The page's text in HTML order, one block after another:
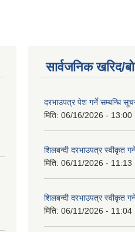
सार्वजनिक खरिद/
दरभाउपत्र पेश गर्ने सम्बन्धि
मिति: 06/16/2026 - 13:00
शिलबन्दी दरभाउपत्र स्वीकृत
मिति: 06/11/2026 - 11:13
शिलबन्दी दरभाउपत्र स्वीकृत
मिति: 06/11/2026 - 11:04